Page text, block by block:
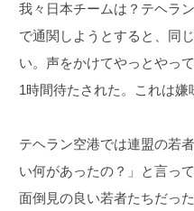
我々日本チームは？テヘラ
で通関しようとすると、同
い。声をかけてやっとやっ
1時間待たされた。これは嫌
テヘラン空港では連盟の若
い何があったの？」と言っ
面倒見の良い若者たちだった